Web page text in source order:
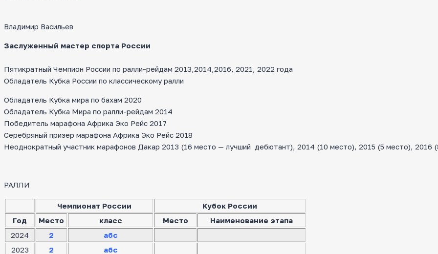
Владимир Васильев
Заслуженный мастер спорта России
Пятикратный Чемпион России по ралли-рейдам 2013,2014,2016, 2021, 2022 года
Обладатель Кубка России по классическому ралли
Обладатель Кубка мира по бахам 2020
Обладатель Кубка Мира по ралли-рейдам 2014
Победитель марафона Африка Эко Рейс 2017
Серебряный призер марафона Африка Эко Рейс 2018
Неоднократный участник марафонов Дакар 2013 (16 место — лучший дебютант), 2014 (10 место), 2015 (5 место), 2016
РАЛЛИ
Чемпионат России
Кубок России
Год
Место класс Место
Наименование этапа
2024
2
абс
2023
2
абс